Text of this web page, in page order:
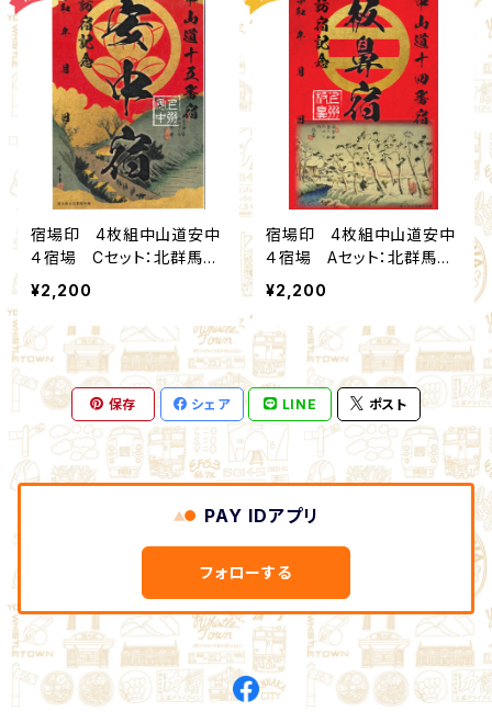
宿場印 4枚組中山道安中
４宿場 Cセット：北群馬甲
冑工房×安中市観光機構
¥2,200
宿場印 4枚組中山道安中
４宿場 Aセット：北群馬甲
冑工房×安中市観光機構
¥2,200
保存 シェア LINE ポスト
PAY IDアプリ
フォローする